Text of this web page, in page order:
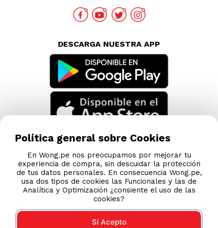
DESCARGA NUESTRA APP
Política general sobre Cookies
En Wong.pe nos preocupamos por mejorar tu
experiencia de compra, sin descuidar la protección
de tus datos personales. En consecuencia Wong.pe,
usa dos tipos de cookies las Funcionales y las de
Analítica y Optimización ¿consiente el uso de las
cookies?
Sí Acepto